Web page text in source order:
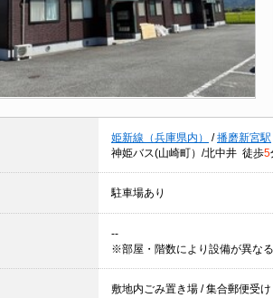
姫新線（兵庫県内） / 播磨新宮駅
神姫バス(山崎町）/北中井 徒歩5
駐車場あり
--
※部屋・階数により設備が異なる
敷地内ごみ置き場 / 集合郵便受